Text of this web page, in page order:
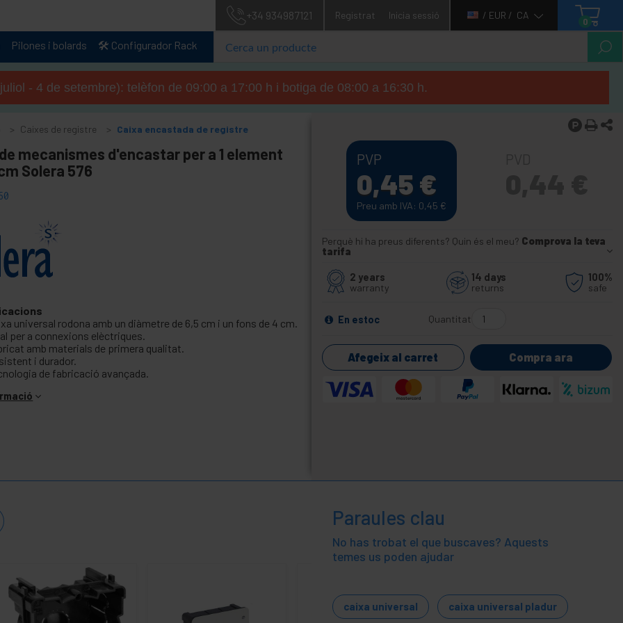
+34 934987121 Registrat Inicia sessió / EUR / CA
0
Pilones i bolards 🛠️ Configurador Rack
- 4 de setembre): telèfon de 09:00 a 17:00 h i botiga de 08:00 a 16:30 h.
Caixes de registre Caixa encastada de registre
mecanismes d'encastar per a 1 element
Solera 576
universal rodona amb un diàmetre de 6,5 cm i un fons de 4 cm.
per a connexions elèctriques.
amb materials de primera qualitat.
i durador.
de fabricació avançada.
PVP
0,45 €
Preu amb IVA: 0,45 €
Perquè hi ha preus diferents? Quin és el meu? Comprova la teva
tarifa
2 years
warranty
14 days
returns
100%
safe
En estoc Quantitat
Afegeix al carret Compra ara
Paraules clau
No has trobat el que buscaves? Aquests
temes us poden ajudar
caixa universal caixa universal pladur